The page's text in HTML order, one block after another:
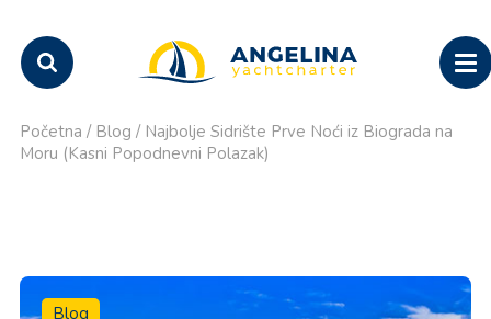
Početna / Blog / Najbolje Sidrište Prve Noći iz Biograda na
Moru (Kasni Popodnevni Polazak)
Blog